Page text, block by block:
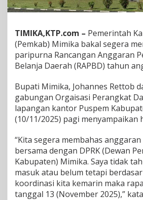
0
B
a
k
a
l
i
l
a
k
u
a
n
S
e
g
e
r
TIMIKA,KTP.com – Pemerintah
(Pemkab) Mimika bakal segera
paripurna Rancangan Anggaran
Belanja Daerah (RAPBD) tahun
Bupati Mimika, Johannes Rettob
gabungan Orgaisasi Perangkat
lapangan kantor Puspem
(10/11/2025) pagi menyampaikan
“Kita segera membahas
bersama dengan DPRK (Dewan
Kabupaten) Mimika. Saya tidak
masuk atau belum tetapi
koordinasi kita kemarin maka
tanggal 13 (November 2025),”